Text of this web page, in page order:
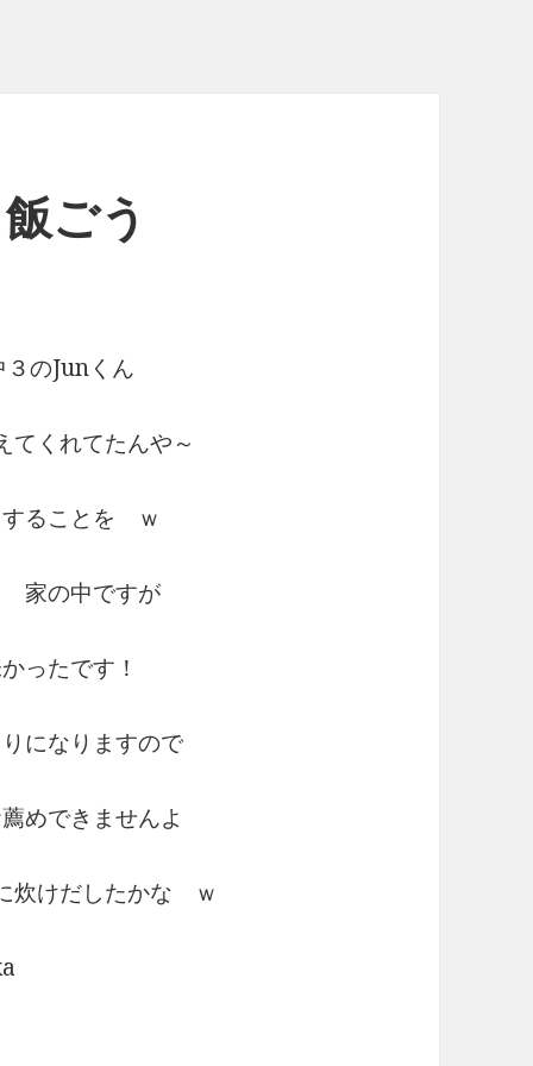
ごう
のJunくん
くれてたんや～
することを ｗ
家の中ですが
ったです！
になりますので
めできませんよ
炊けだしたかな ｗ